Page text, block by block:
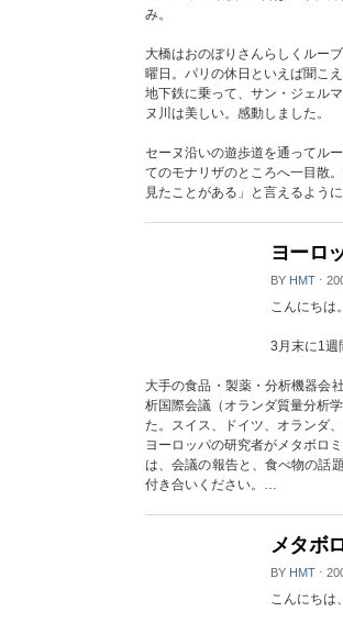
み。
大橋はおのぼりさんらしくルー
曜日。パリの休日といえば聞こ
地下鉄に乗って、サン・ジェル
ヌ川は美しい。感動しました。
セーヌ沿いの遊歩道を通ってル
てのモナリザのところへ一目散
見たことがある」と言えるよう
ヨーロ
BY HMT ⋅
こんにちは
3月末に1週
大手の食品・製薬・分析機器会
析国際会議（オランダ質量分析
た。スイス、ドイツ、オランダ
ヨーロッパの研究者がメタボロ
は、会議の報告と、食べ物の話
付き合いください。…
メタボ
BY HMT ⋅
こんにちは